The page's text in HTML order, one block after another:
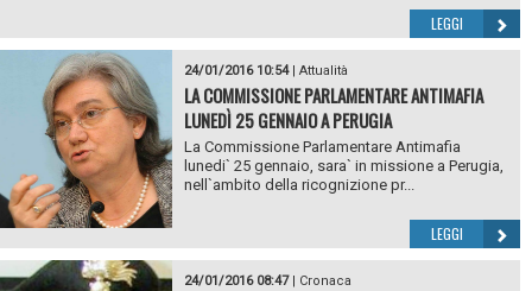
LEGGI
24/01/2016 10:54| Attualità
LA COMMISSIONE PARLAMENTARE ANTIMAFIA
LUNEDÌ 25 GENNAIO A PERUGIA
La Commissione Parlamentare Antimafia
lunedi` 25 gennaio, sara` in missione a Perugia,
nell`ambito della ricognizione pr...
LEGGI
24/01/2016 08:47| Cronaca